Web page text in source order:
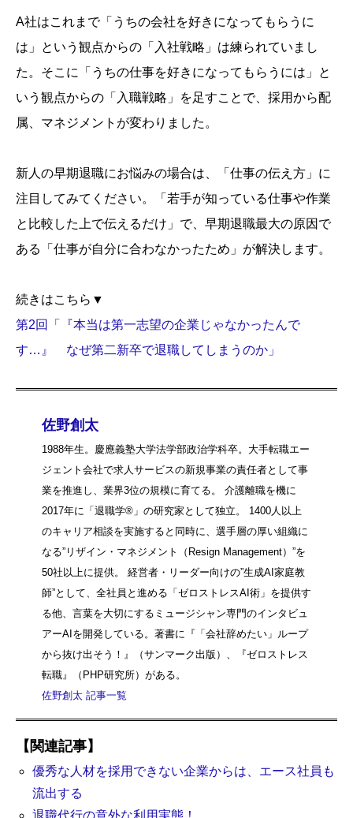
A社はこれまで「うちの会社を好きになってもらうに
は」という観点からの「入社戦略」は練られていまし
た。そこに「うちの仕事を好きになってもらうには」と
いう観点からの「入職戦略」を足すことで、採用から配
属、マネジメントが変わりました。
新人の早期退職にお悩みの場合は、「仕事の伝え方」に
注目してみてください。「若手が知っている仕事や作業
と比較した上で伝えるだけ」で、早期退職最大の原因で
ある「仕事が自分に合わなかったため」が解決します。
続きはこちら▼
第2回「『本当は第一志望の企業じゃなかったんで
す…』 なぜ第二新卒で退職してしまうのか」
佐野創太
1988年生。慶應義塾大学法学部政治学科卒。大手転職エー
ジェント会社で求人サービスの新規事業の責任者として事
業を推進し、業界3位の規模に育てる。 介護離職を機に
2017年に「退職学®︎」の研究家として独立。 1400人以上
のキャリア相談を実施すると同時に、選手層の厚い組織に
なる”リザイン・マネジメント（Resign Management）”を
50社以上に提供。 経営者・リーダー向けの”生成AI家庭教
師”として、全社員と進める「ゼロストレスAI術」を提供す
る他、言葉を大切にするミュージシャン専門のインタビュ
アーAIを開発している。著書に『「会社辞めたい」ループ
から抜け出そう！』（サンマーク出版）、『ゼロストレス
転職』（PHP研究所）がある。
佐野創太 記事一覧
【関連記事】
優秀な人材を採用できない企業からは、エース社員も
流出する